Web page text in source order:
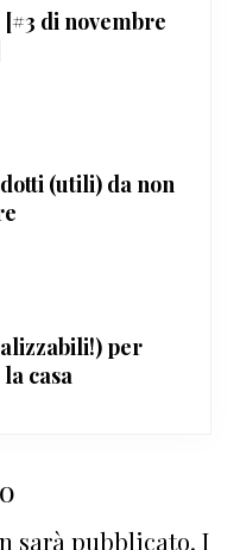
di novembre
(utili) da non
per
casa
sarà pubblicato. I